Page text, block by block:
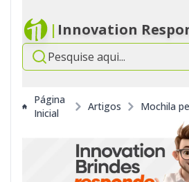
| Innovation
Página
Inicial
Artigos Mochila